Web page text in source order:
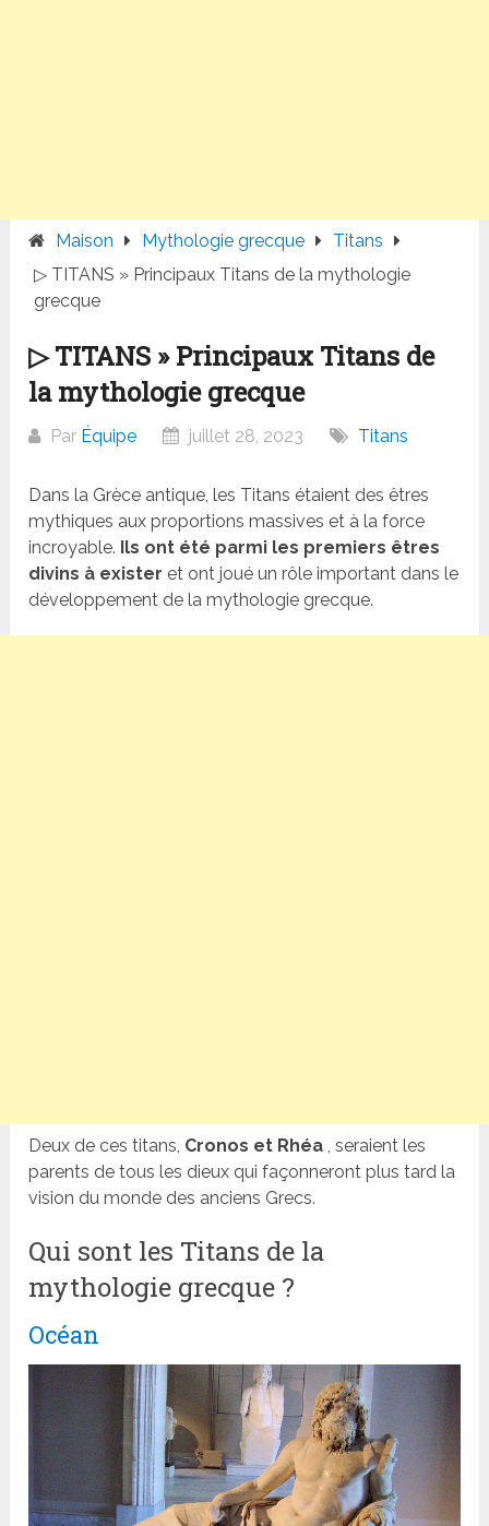
Maison Mythologie grecque
Titans
▷ TITANS » Principaux Titans de la mythologie
grecque
▷ TITANS » Principaux Titans de
la mythologie grecque
Par Équipe juillet 28, 2023 Titans
Dans la Grèce antique, les Titans étaient des êtres
mythiques aux proportions massives et à la force
incroyable. Ils ont été parmi les premiers êtres
divins à exister et ont joué un rôle important dans le
développement de la mythologie grecque.
Deux de ces titans, Cronos et Rhéa , seraient les
parents de tous les dieux qui façonneront plus tard la
vision du monde des anciens Grecs.
Qui sont les Titans de la
mythologie grecque ?
Océan